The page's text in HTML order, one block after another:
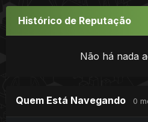
Histórico de Reputação
Não há nada
Quem Está Navegando 0